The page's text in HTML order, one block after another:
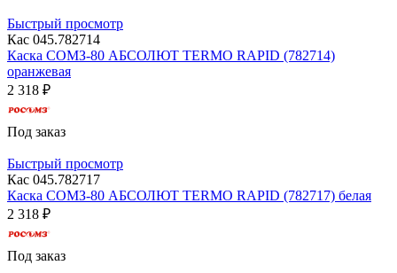
Быстрый просмотр
Кас 045.782714
Каска СОМЗ-80 АБСОЛЮТ TERMO RAPID (782714)
оранжевая
2 318 ₽
Под заказ
Быстрый просмотр
Кас 045.782717
Каска СОМЗ-80 АБСОЛЮТ TERMO RAPID (782717) белая
2 318 ₽
Под заказ